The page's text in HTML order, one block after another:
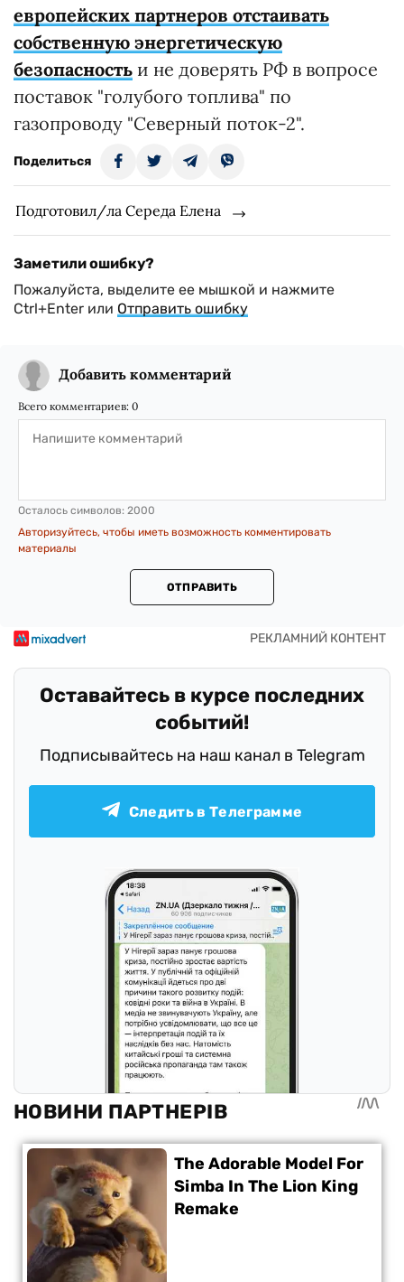
европейских партнеров отстаивать
собственную энергетическую
безопасность и не доверять РФ в вопросе
поставок "голубого топлива" по
газопроводу "Северный поток-2".
Поделиться
Подготовил/ла Середа Елена
Заметили ошибку?
Пожалуйста, выделите ее мышкой и нажмите
Ctrl+Enter или Отправить ошибку
Добавить комментарий
Всего комментариев: 0
Осталось символов: 2000
Авторизуйтесь, чтобы иметь возможность комментировать
материалы
ОТПРАВИТЬ
Оставайтесь в курсе последних
событий!
Подписывайтесь на наш канал в Telegram
Следить в Телеграмме